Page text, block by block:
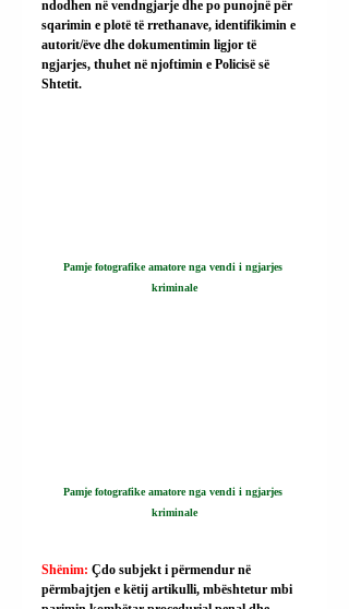
ndodhen në vendngjarje dhe po punojnë për
sqarimin e plotë të rrethanave, identifikimin e
autorit/ëve dhe dokumentimin ligjor të
ngjarjes, thuhet në njoftimin e Policisë së
Shtetit.
Pamje fotografike amatore nga vendi i ngjarjes
kriminale
Pamje fotografike amatore nga vendi i ngjarjes
kriminale
Shënim: Çdo subjekt i përmendur në
përmbajtjen e këtij artikulli, mbështetur mbi